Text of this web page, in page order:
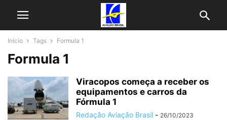
Início Tags Formula 1
Formula 1
Viracopos começa a receber os
equipamentos e carros da
Fórmula 1
Redação Aviação Brasil - 26/10/2023